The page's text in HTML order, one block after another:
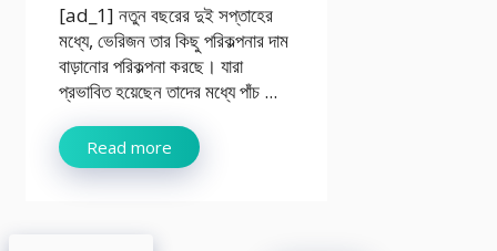
[ad_1] নতুন বছরের দুই সপ্তাহের
মধ্যে, ভেরিজন তার কিছু পরিকল্পনার দাম
বাড়ানোর পরিকল্পনা করছে। যারা
প্রভাবিত হয়েছেন তাদের মধ্যে পাঁচ ...
Read more